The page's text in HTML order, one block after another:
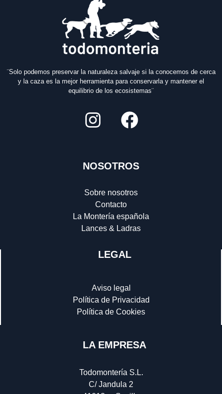
¨Solo podemos preservar la naturaleza salvaje si la conocemos de cerca
y la caza es la mejor herramienta para conservarla y mantener el
equilibrio de los ecosistemas¨
NOSOTROS
Sobre nosotros
Contacto
La Montería española
Lances & Ladras
LEGAL
Aviso legal
Política de Privacidad
Política de Cookies
LA EMPRESA
Todomontería S.L.
C/ Jandula 2